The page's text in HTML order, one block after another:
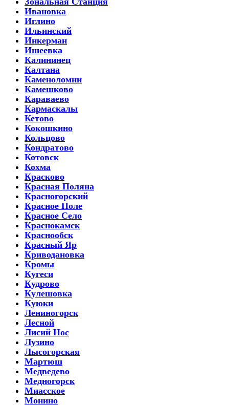
Ивановка
Иглино
Ильинский
Инкерман
Ишеевка
Калининец
Калтана
Каменоломни
Камешково
Караваево
Кармаскалы
Кетово
Кокошкино
Кольцово
Кондратово
Котовск
Кохма
Красково
Красная Поляна
Красногорский
Красное Поле
Красное Село
Краснокамск
Краснообск
Красный Яр
Криводановка
Кромы
Кугеси
Кудрово
Кулешовка
Куюки
Лениногорск
Лесной
Лисий Нос
Лузино
Лысогорская
Мартюш
Медведево
Медногорск
Миасское
Монино